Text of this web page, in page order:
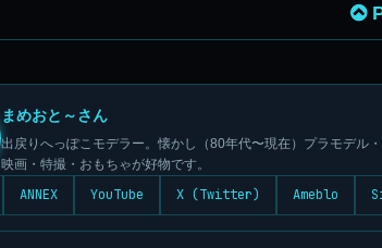
まめおと～さん
出戻りへっぽこモデラー。懐かし（80年代〜現在）プラモデル・
映画・特撮・おもちゃが好物です。
ANNEX YouTube X (Twitter) Ameblo